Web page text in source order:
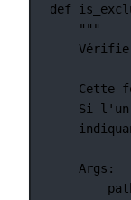
def
"""
Vérifie
Cette
Si l'un
Args: